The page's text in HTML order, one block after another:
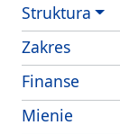
Struktura
Zakres-
Finanse
Mienie